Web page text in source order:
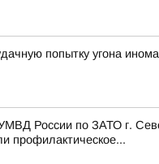
попытку угона
России по ЗАТО г.
профилактическое...